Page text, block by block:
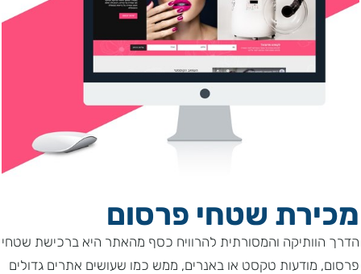
מכירת שטחי פרסום
הדרך הוותיקה והמסורתית להרוויח כסף מהאתר היא ברכישת שטחי
פרסום, מודעות טקסט או באנרים, ממש כמו שעושים אתרים גדולים